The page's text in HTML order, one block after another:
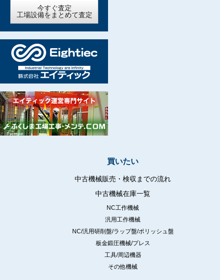
今すぐ査定
工場設備をまとめて査定
買いたい
中古機械販売・検収までの流れ
中古機械在庫一覧
NC工作機械
汎用工作機械
NC/汎用研削盤/ラップ盤/ポリッシュ盤
板金鍛圧機械/プレス
工具/周辺機器
その他機械